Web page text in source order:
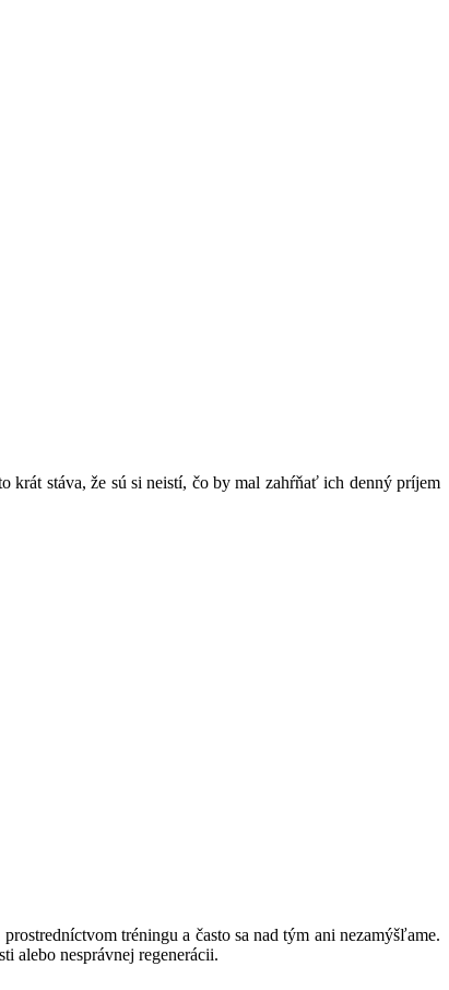
krát stáva, že sú si neistí, čo by mal zahŕňať ich denný príjem
tréningu a často sa nad tým ani nezamýšľame.
alebo nesprávnej regenerácii.